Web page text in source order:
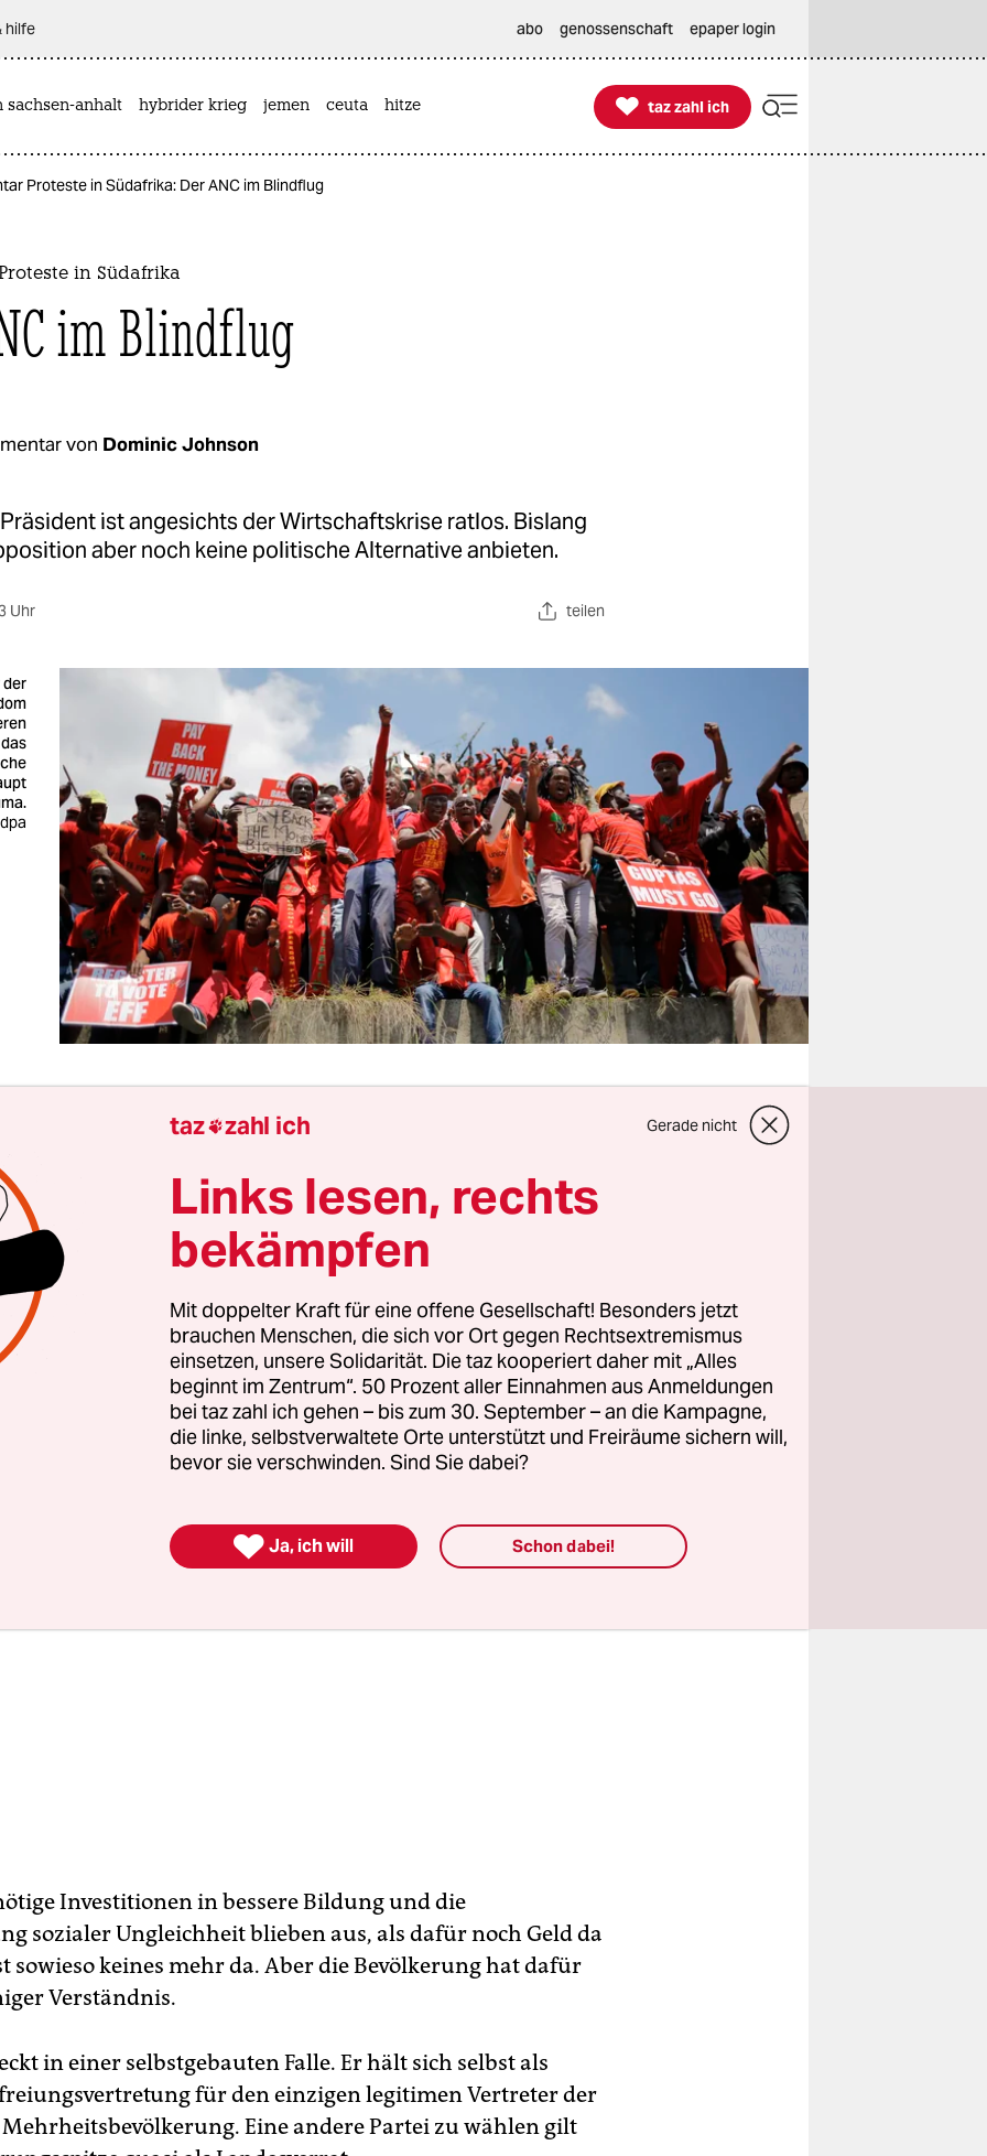
hilfe abo genossenschaft epaper login
sachsen-anhalt hybrider krieg jemen ceuta hitze 
taz zahl ich
taz zahl ich
Proteste in Südafrika: Der ANC im Blindflug
in Südafrika
im Blindflug
von Dominic Johnson
ist angesichts der Wirtschaftskrise ratlos. Bislang
aber noch keine politische Alternative anbieten.
Uhr teilen
der
Regierung steht mit dem Rücken zur Wand. Die
Konstellation wäre auch für eine gute
eine Herausforderung: Exportpreise für
schwächeln, Wachstumsmärkte wie China haben
Probleme.
wie der von Präsident Jacob Zuma ist Südafrika
gestraft. Der regierende ANC scheint nicht die geringste
wie das fortdauernde Abgleiten des Landes am Kap zu
Investitionen in bessere Bildung und die
sozialer Ungleichheit blieben aus, als dafür noch Geld da
sowieso keines mehr da. Aber die Bevölkerung hat dafür
Verständnis.
in einer selbstgebauten Falle. Er hält sich selbst als
für den einzigen legitimen Vertreter der
Eine andere Partei zu wählen gilt
taz zahl ich Gerade nicht
Links lesen, rechts
bekämpfen
Mit doppelter Kraft für eine offene Gesellschaft! Besonders jetzt
brauchen Menschen, die sich vor Ort gegen Rechtsextremismus
einsetzen, unsere Solidarität. Die taz kooperiert daher mit „Alles
beginnt im Zentrum“. 50 Prozent aller Einnahmen aus Anmeldungen
bei taz zahl ich gehen – bis zum 30. September – an die Kampagne,
die linke, selbstverwaltete Orte unterstützt und Freiräume sichern will,
bevor sie verschwinden. Sind Sie dabei?
 Ja, ich will Schon dabei!